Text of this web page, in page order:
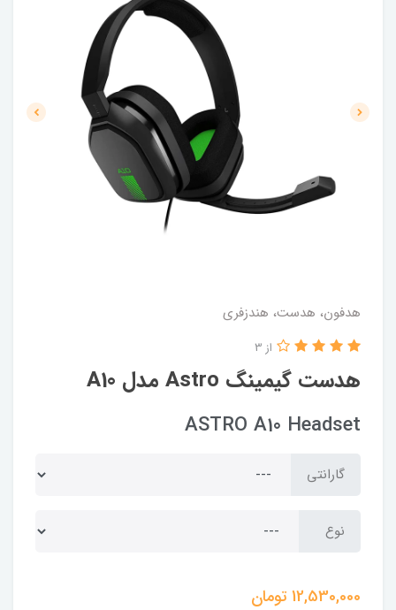
هدفون، هدست، هندزفری
هدست گیمینگ Astro مدل A10
از 3
ASTRO A10 Headset
گارانتی
نوع
12,530,000تومان